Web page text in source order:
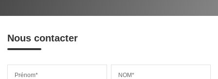
Nous contacter
Prénom* NOM*